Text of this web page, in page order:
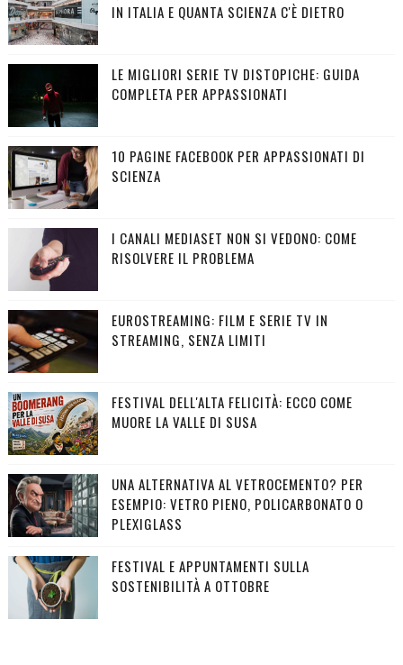
IN ITALIA E QUANTA SCIENZA C'È DIETRO
LE MIGLIORI SERIE TV DISTOPICHE: GUIDA
COMPLETA PER APPASSIONATI
10 PAGINE FACEBOOK PER APPASSIONATI DI
SCIENZA
I CANALI MEDIASET NON SI VEDONO: COME
RISOLVERE IL PROBLEMA
EUROSTREAMING: FILM E SERIE TV IN
STREAMING, SENZA LIMITI
FESTIVAL DELL'ALTA FELICITÀ: ECCO COME
MUORE LA VALLE DI SUSA
UNA ALTERNATIVA AL VETROCEMENTO? PER
ESEMPIO: VETRO PIENO, POLICARBONATO O
PLEXIGLASS
FESTIVAL E APPUNTAMENTI SULLA
SOSTENIBILITÀ A OTTOBRE